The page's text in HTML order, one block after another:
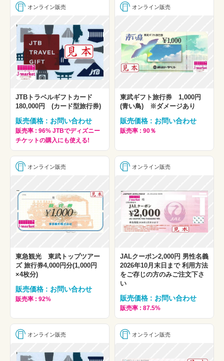
オンライン販売
JTBトラベルギフトカード
180,000円 (カード型旅行券)
販売価格 : お問い合わせ
販売率 : 96% JTBでディズニー
チケットの購入にも使える!
オンライン販売
東武ギフト旅行券 1,000円
(青い鳥) ※ダメージあり
販売価格 : お問い合わせ
販売率 : 90％
オンライン販売
東急観光 東武トップツアー
ズ 旅行券4,000円分(1,000円
×4枚分)
販売価格 : お問い合わせ
販売率 : 92%
オンライン販売
JALクーポン2,000円 男性名義
2026年10月末日まで 利用方法
をご存じの方のみご注文下さ
い
販売価格 : お問い合わせ
販売率 : 87.5%
オンライン販売 オンライン販売